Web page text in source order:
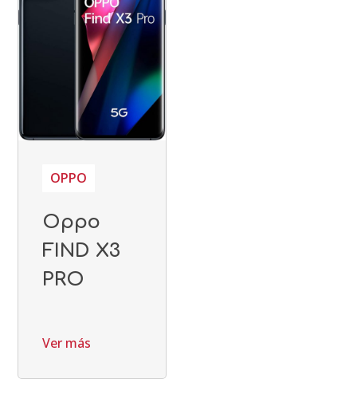
OPPO
Oppo
FIND X3
PRO
Ver más